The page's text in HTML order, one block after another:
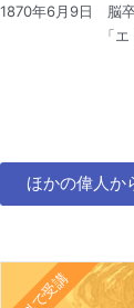
1870年6月9日 脳
「エドウィン
ほかの偉人か